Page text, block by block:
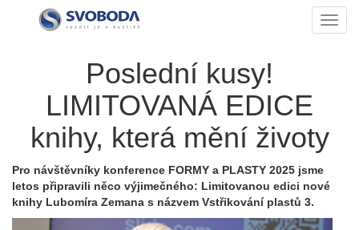
Poslední kusy!
LIMITOVANÁ EDICE
knihy, která mění životy
Pro návštěvníky konference FORMY a PLASTY 2025 jsme
letos připravili něco výjimečného: Limitovanou edici nové
knihy Lubomíra Zemana s názvem Vstřikování plastů 3.